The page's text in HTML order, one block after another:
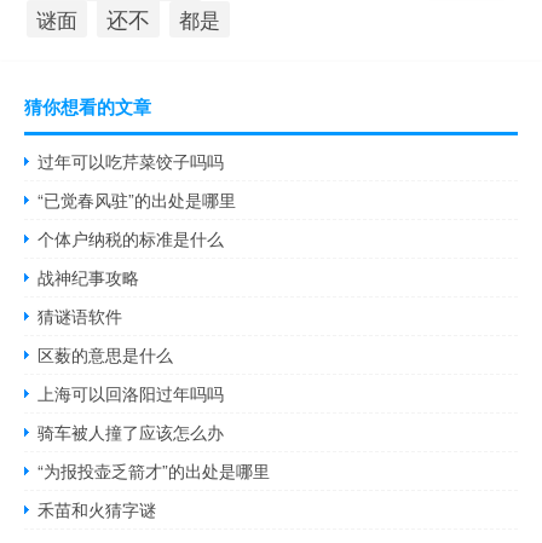
谜面 还不 都是
猜你想看的文章
过年可以吃芹菜饺子吗吗
“已觉春风驻”的出处是哪里
个体户纳税的标准是什么
战神纪事攻略
猜谜语软件
区薮的意思是什么
上海可以回洛阳过年吗吗
骑车被人撞了应该怎么办
“为报投壶乏箭才”的出处是哪里
禾苗和火猜字谜